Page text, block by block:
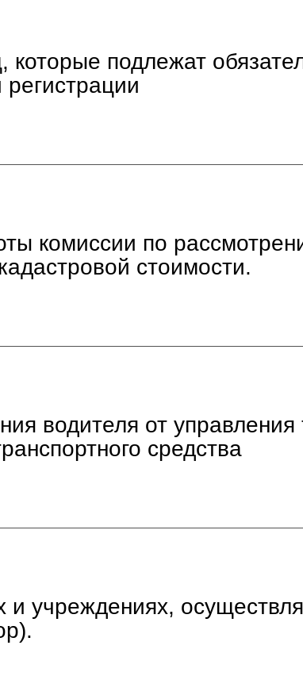
подлежат
регистрации
комиссии по
стоимости.
водителя от
средства
и учреждениях,